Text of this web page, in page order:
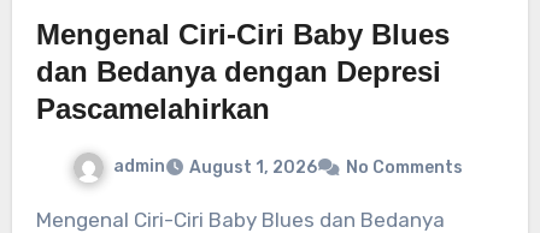
Mengenal Ciri-Ciri Baby Blues
dan Bedanya dengan Depresi
Pascamelahirkan
admin August 1, 2026 No Comments
Mengenal Ciri-Ciri Baby Blues dan Bedanya